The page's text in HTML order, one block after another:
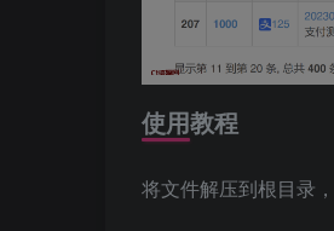
使用教程
将文件解压到根目录